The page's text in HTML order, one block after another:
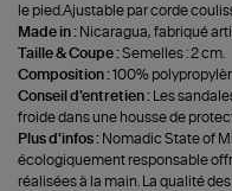
le pied.Ajustable par corde
Made in : Nicaragua, fabriqué
Taille & Coupe :Semelles : 2 cm.
Composition :100%
Conseil d'entretien :
Les
froide dans une housse de
Plus d'infos : Nomadic State of
écologiquement responsable
réalisées à la main. La qualité